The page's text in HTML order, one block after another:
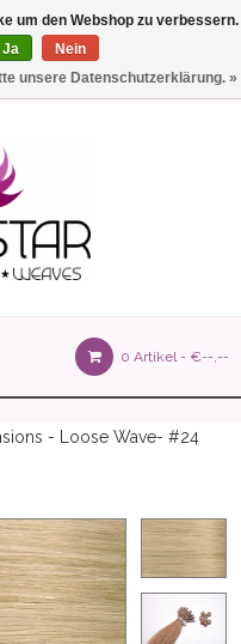
0 Artikel - €--,--
- Loose Wave- #24
um den Webshop zu verbessern.
Ja
Nein
unsere Datenschutzerklärung. »